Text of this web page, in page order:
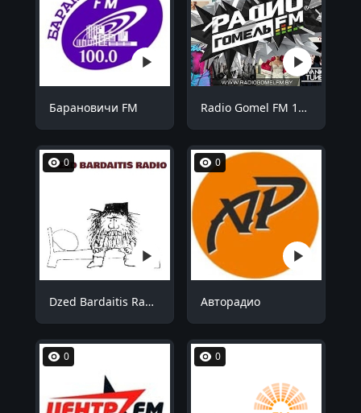
Барановичи FM Radio Gomel FM 101.3
0
Dzed Bardaitis Radio
0
Авторадио
0 0